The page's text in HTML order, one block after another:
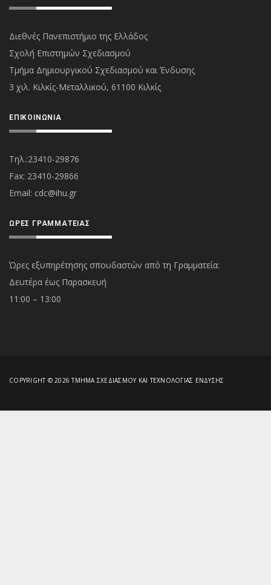
Διεθνές Πανεπιστήμιο της Ελλάδος
Σχολή Επιστημών Σχεδιασμού
Τμήμα Δημιουργικού Σχεδιασμού και Ένδυσης
3 χιλ. Κιλκίς-Μεταλλικού, 61100 Κιλκίς
ΕΠΙΚΟΙΝΩΝΊΑ
Τηλ.:23410-29876
Fax: 23410-29866
Εmail: cdc@ihu.gr
ΏΡΕΣ ΓΡΑΜΜΑΤΕΊΑΣ
Ώρες εξυπηρέτησης σπουδαστών από τη Γραμματεία:
Δευτέρα έως Παρασκευή
11:00 – 13:00
COPYRIGHT © 2026 ΤΜΉΜΑ ΣΧΕΔΙΑΣΜΟΎ ΚΑΙ ΤΕΧΝΟΛΟΓΊΑΣ ΈΝΔΥΣΗΣ